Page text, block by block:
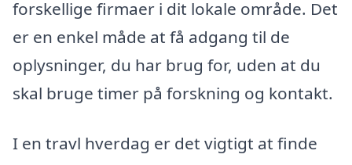
forskellige firmaer i dit lokale område. Det
er en enkel måde at få adgang til de
oplysninger, du har brug for, uden at du
skal bruge timer på forskning og kontakt.
I en travl hverdag er det vigtigt at finde